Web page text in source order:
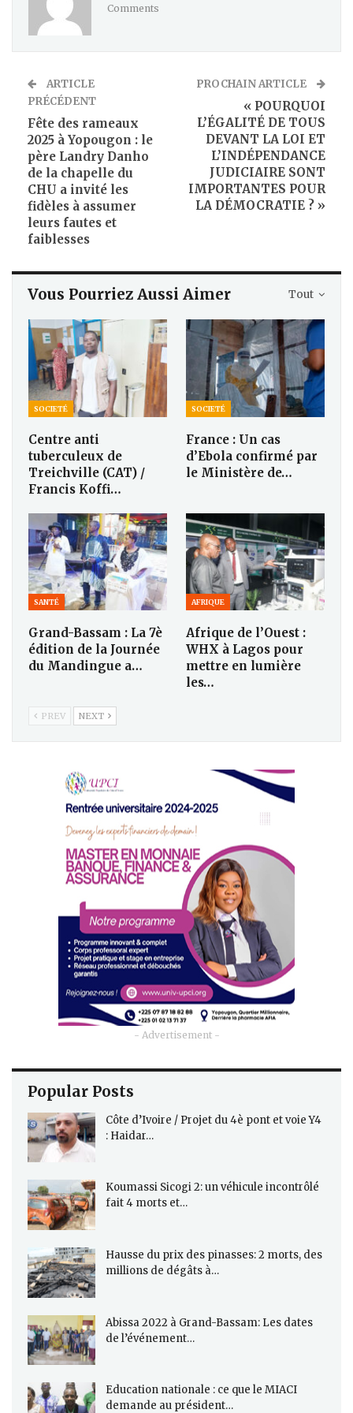
Comments
ARTICLE
PRÉCÉDENT
Fête des rameaux
2025 à Yopougon : le
père Landry Danho
de la chapelle du
CHU a invité les
fidèles à assumer
leurs fautes et
faiblesses
PROCHAIN ARTICLE
« POURQUOI
L’ÉGALITÉ DE TOUS
DEVANT LA LOI ET
L’INDÉPENDANCE
JUDICIAIRE SONT
IMPORTANTES POUR
LA DÉMOCRATIE ? »
Tout
Vous Pourriez Aussi Aimer
SOCIETÉ
Centre anti
tuberculeux de
Treichville (CAT) /
Francis Koffi…
SOCIETÉ
France : Un cas
d’Ebola confirmé par
le Ministère de…
SANTÉ
Grand-Bassam : La 7è
édition de la Journée
du Mandingue a…
AFRIQUE
Afrique de l’Ouest :
WHX à Lagos pour
mettre en lumière
les…
PREV NEXT
- Advertisement -
Popular Posts
Côte d’Ivoire / Projet du 4è pont et voie Y4
: Haidar…
Koumassi Sicogi 2: un véhicule incontrôlé
fait 4 morts et…
Hausse du prix des pinasses: 2 morts, des
millions de dégâts à…
Abissa 2022 à Grand-Bassam: Les dates
de l’événement…
Education nationale : ce que le MIACI
demande au président…